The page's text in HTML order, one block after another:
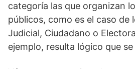
categoría las que organizan
públicos, como es el caso de
Judicial, Ciudadano o
ejemplo, resulta lógico que